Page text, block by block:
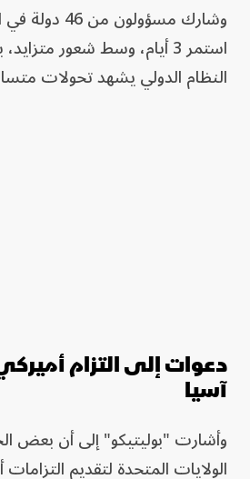
وشارك
استمر 3 أيام، وسط شعور
النظام الدولي يشهد تحولات
دعوات إلى التزام
آسيا
وأشارت "بوليتيكو" إلى أن بعض
الولايات المتحدة لتقديم